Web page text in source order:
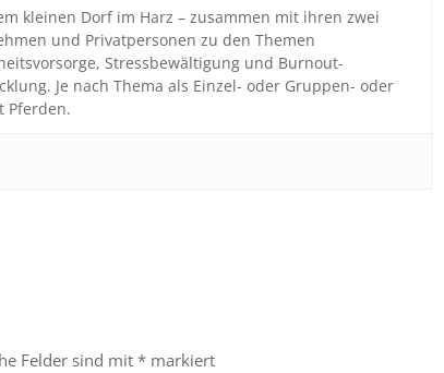
kleinen Dorf im Harz – zusammen mit ihren zwei
und Privatpersonen zu den Themen
Stressbewältigung und Burnout-
Je nach Thema als Einzel- oder Gruppen- oder
Pferden.
Felder sind mit* markiert